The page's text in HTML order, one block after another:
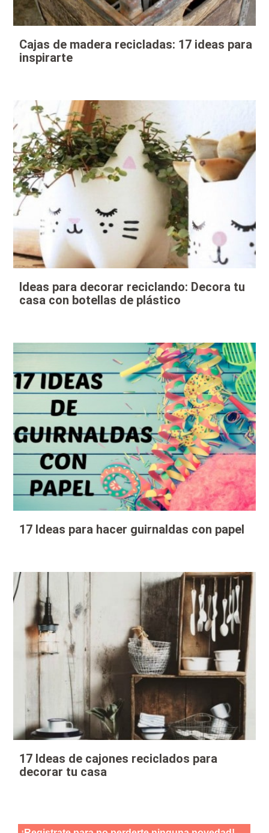
Cajas de madera recicladas: 17 ideas para
inspirarte
Ideas para decorar reciclando: Decora tu
casa con botellas de plástico
17 Ideas para hacer guirnaldas con papel
17 Ideas de cajones reciclados para
decorar tu casa